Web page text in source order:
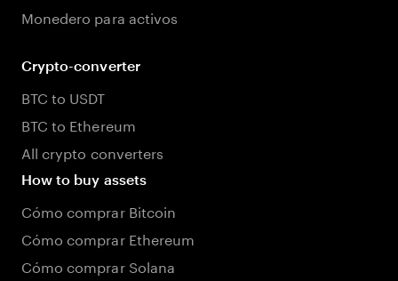
Monedero para activos
Crypto-converter
BTC to USDT
BTC to Ethereum
All crypto converters
How to buy assets
Cómo comprar Bitcoin
Cómo comprar Ethereum
Cómo comprar Solana